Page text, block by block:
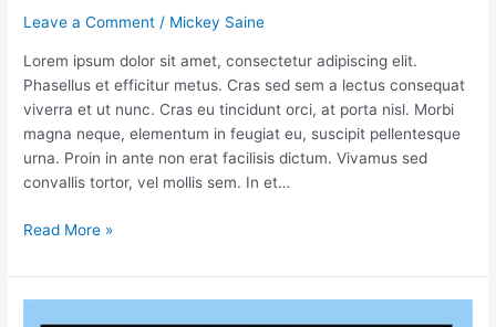
Leave a Comment / Mickey Saine
Lorem ipsum dolor sit amet, consectetur adipiscing elit.
Phasellus et efficitur metus. Cras sed sem a lectus consequat
viverra et ut nunc. Cras eu tincidunt orci, at porta nisl. Morbi
magna neque, elementum in feugiat eu, suscipit pellentesque
urna. Proin in ante non erat facilisis dictum. Vivamus sed
convallis tortor, vel mollis sem. In et…
Read More »